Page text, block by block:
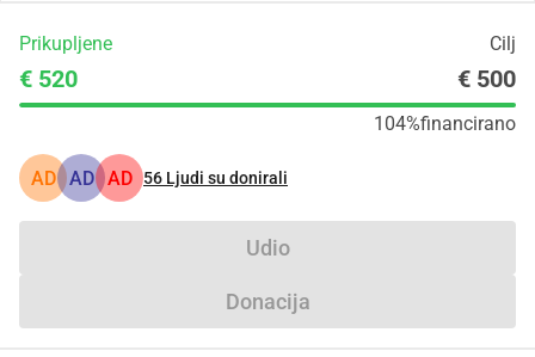
Prikupljene Cilj
€ 520 € 500
104%financirano
AD AD AD 56 Ljudi su donirali
Udio
Donacija